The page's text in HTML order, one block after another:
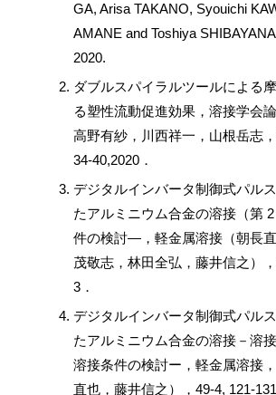
GA, Arisa TAKANO, Syouichi
AMANE and Toshiya
2020.
ダブルスパイラルツールによる
る塑性流動促進効果，溶接学会
高野有紗，川西祥一，山根岳志
34-40,2020．
デジタルインバータ制御式パル
たアルミニウム合金の溶接（第
件の検討—，軽金属溶接（朝長
茂敬志，林田全弘，藤井信之）
3．
デジタルインバータ制御式パル
たアルミニウム合金の溶接－溶
溶接条件の検討ー，軽金属溶接
直也，藤井信之），49-4, 121-